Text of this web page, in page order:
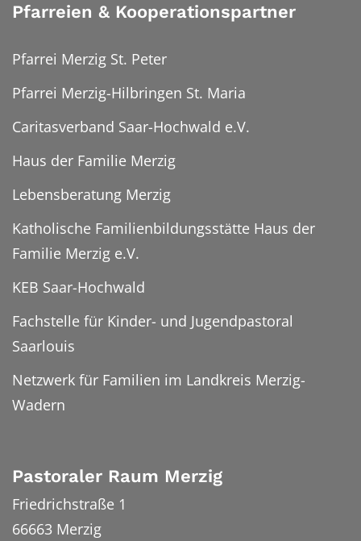
Pfarreien & Kooperationspartner
Pfarrei Merzig St. Peter
Pfarrei Merzig-Hilbringen St. Maria
Caritasverband Saar-Hochwald e.V.
Haus der Familie Merzig
Lebensberatung Merzig
Katholische Familienbildungsstätte Haus der
Familie Merzig e.V.
KEB Saar-Hochwald
Fachstelle für Kinder- und Jugendpastoral
Saarlouis
Netzwerk für Familien im Landkreis Merzig-
Wadern
Pastoraler Raum Merzig
Friedrichstraße 1
66663 Merzig